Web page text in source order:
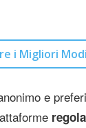
i Migliori
e